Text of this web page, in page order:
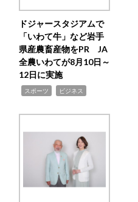
ドジャースタジアムで
「いわて牛」など岩手
県産農畜産物をPR JA
全農いわてが8月10日～
12日に実施
スポーツ ビジネス